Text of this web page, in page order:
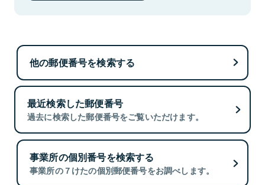
他の郵便番号を検索する
最近検索した郵便番号
過去に検索した郵便番号をご覧いただけます。
事業所の個別番号を検索する
事業所の７けたの個別郵便番号をお調べします。